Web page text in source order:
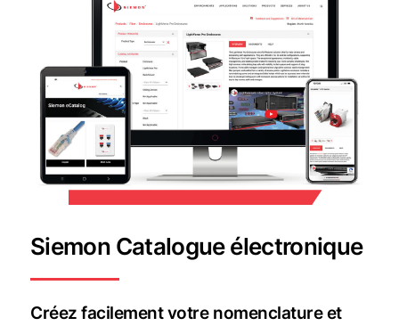
Siemon Catalogue électronique
Créez facilement votre nomenclature et